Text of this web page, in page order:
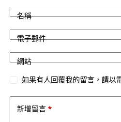
名稱
電子郵件
網站
如果有人回覆我的留言，請以
新增留言 *